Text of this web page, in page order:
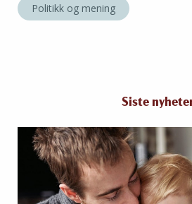
Politikk og mening
Siste